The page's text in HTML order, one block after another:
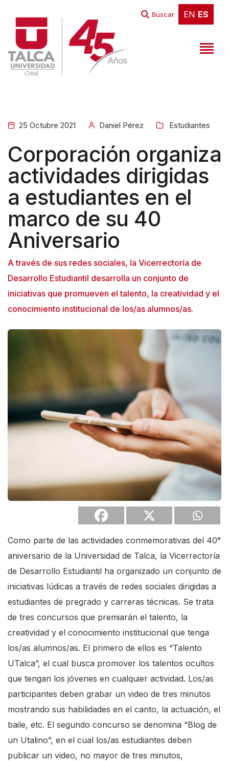
EN ES
Buscar EN ES
25 Octubre 2021 Daniel Pérez Estudiantes
Corporación organiza
actividades dirigidas
a estudiantes en el
marco de su 40
Aniversario
A través de sus redes sociales, la Vicerrectoría de
Desarrollo Estudiantil desarrolla un conjunto de
iniciativas que promueven el talento, la creatividad y el
conocimiento institucional de los/as alumnos/as.
Como parte de las actividades conmemorativas del 40°
aniversario de la Universidad de Talca, la Vicerrectoría
de Desarrollo Estudiantil ha organizado un conjunto de
iniciativas lúdicas a través de redes sociales dirigidas a
estudiantes de pregrado y carreras técnicas. Se trata
de tres concursos que premiarán el talento, la
creatividad y el conocimiento institucional que tenga
los/as alumnos/as. El primero de ellos es “Talento
UTalca”, el cual busca promover los talentos ocultos
que tengan los jóvenes en cualquier actividad. Los/as
participantes deben grabar un video de tres minutos
mostrando sus habilidades en el canto, la actuación, el
baile, etc. El segundo concurso se denomina “Blog de
un Utalino”, en el cual los/as estudiantes deben
publicar un video, no mayor de tres minutos,